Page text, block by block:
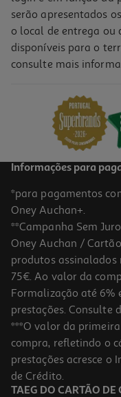
Refrigerante S/gás
+0,10 € Depósito
Refrigerante S/gas
2.4 €/Lt
4,79 €
serão apresentados
o local de entrega ou
disponíveis para o
consulte mais
Informações para
*para pagamentos
Oney Auchan+.
**Campanha Sem
Oney Auchan /
produtos
75€. Ao valor da
Formalização até 6%
prestações. Consulte
***O valor da
compra, refletindo o
prestações acresce o
de Crédito.
TAEG DO CARTÃO DE